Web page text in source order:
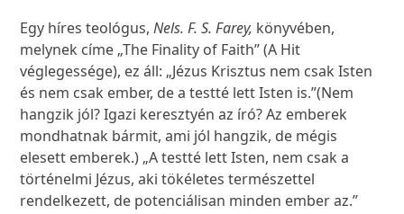
Egy híres teológus,Nels. F. S. Farey, könyvében,
melynek címe „The Finality of Faith” (A Hit
véglegessége), ez áll: „Jézus Krisztus nem csak Isten
és nem csak ember, de a testté lett Isten is.”(Nem
hangzik jól? Igazi keresztyén az író? Az emberek
mondhatnak bármit, ami jól hangzik, de mégis
elesett emberek.) „A testté lett Isten, nem csak a
történelmi Jézus, aki tökéletes természettel
rendelkezett, de potenciálisan minden ember az.”